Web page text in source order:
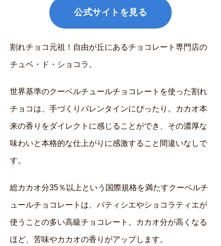
公式サイトを見る
割れチョコ元祖！自由が丘にあるチョコレート専門店の
チュベ・ド・ショコラ。
世界基準のクーベルチュールチョコレートを使った割れ
チョコは、手づくりバレンタインにぴったり。カカオ本
来の香りをダイレクトに感じることができ、その濃厚な
味わいと本格的な仕上がりに感激すること間違いなしで
す。
総カカオ分35％以上という国際規格を満たすクーベルチ
ュールチョコレートは、パティシエやショコラティエが
使うことの多い高級チョコレート。カカオ分が高くなる
ほど、苦味やカカオの香りがアップします。